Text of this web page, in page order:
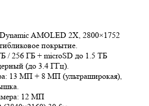
AMOLED 2X, 2800×1752
покрытие.
/ 256 ГБ + microSD до 1.5 ТБ
(до 3.4 ГГц).
13 МП + 8 МП (ультраширокая),
12 МП